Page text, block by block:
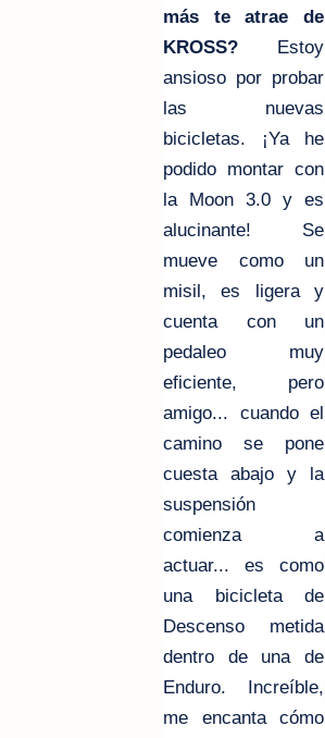
más te atrae de
KROSS? Estoy
ansioso por probar
las nuevas
bicicletas. ¡Ya he
podido montar con
la Moon 3.0 y es
alucinante! Se
mueve como un
misil, es ligera y
cuenta con un
pedaleo muy
eficiente, pero
amigo... cuando el
camino se pone
cuesta abajo y la
suspensión
comienza a
actuar... es como
una bicicleta de
Descenso metida
dentro de una de
Enduro. Increíble,
me encanta cómo